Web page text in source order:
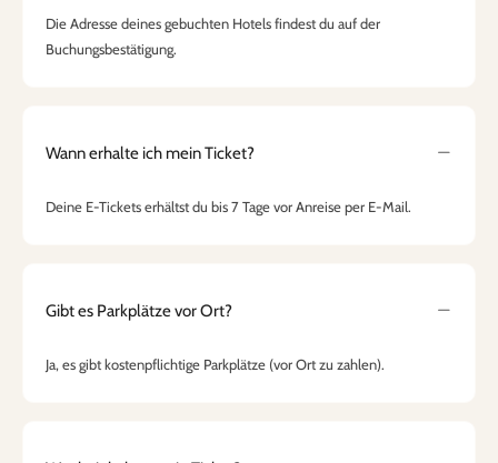
Die Adresse deines gebuchten Hotels findest du auf der
Buchungsbestätigung.
Wann erhalte ich mein Ticket?
Deine E-Tickets erhältst du bis 7 Tage vor Anreise per E-Mail.
Gibt es Parkplätze vor Ort?
Ja, es gibt kostenpflichtige Parkplätze (vor Ort zu zahlen).